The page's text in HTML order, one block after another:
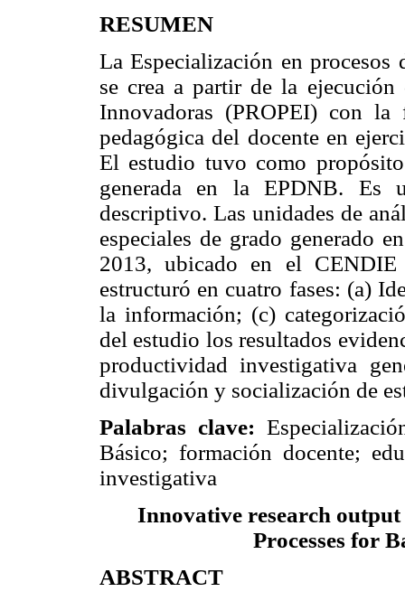
RESUMEN
La Especialización en
se crea a partir de la
Innovadoras (PROPEI) con
pedagógica del docente en
El estudio tuvo como
generada en la EPDNB. Es
descriptivo. Las unidades de
especiales de grado generado
2013, ubicado en el
estructuró en cuatro fases: (a)
la información; (c)
del estudio los resultados
productividad investigativa
divulgación y socialización de
Palabras clave:
Básico; formación docente;
investigativa
Innovative research
Processes for
ABSTRACT